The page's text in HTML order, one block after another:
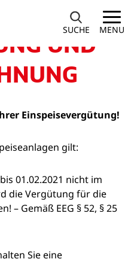
UND
Einspeisevergütung!
gilt:
01.02.2021 nicht im
die Vergütung für die
– Gemäß EEG § 52, § 25
Sie eine
SUCHE MENU